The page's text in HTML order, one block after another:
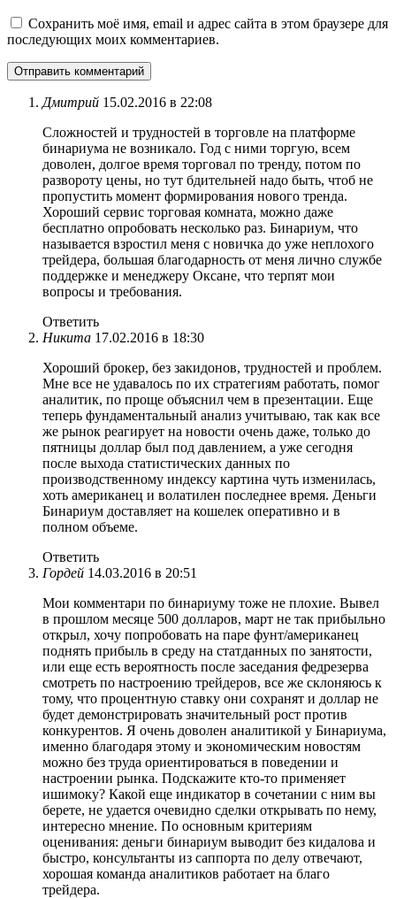
Сохранить моё имя, email и адрес сайта в этом браузере для
последующих моих комментариев.
Дмитрий 15.02.2016 в 22:08
Сложностей и трудностей в торговле на платформе
бинариума не возникало. Год с ними торгую, всем
доволен, долгое время торговал по тренду, потом по
развороту цены, но тут бдительней надо быть, чтоб не
пропустить момент формирования нового тренда.
Хороший сервис торговая комната, можно даже
бесплатно опробовать несколько раз. Бинариум, что
называется взростил меня с новичка до уже неплохого
трейдера, большая благодарность от меня лично службе
поддержке и менеджеру Оксане, что терпят мои
вопросы и требования.
Ответить
Никита 17.02.2016 в 18:30
Хороший брокер, без закидонов, трудностей и проблем.
Мне все не удавалось по их стратегиям работать, помог
аналитик, по проще объяснил чем в презентации. Еще
теперь фундаментальный анализ учитываю, так как все
же рынок реагирует на новости очень даже, только до
пятницы доллар был под давлением, а уже сегодня
после выхода статистических данных по
производственному индексу картина чуть изменилась,
хоть американец и волатилен последнее время. Деньги
Бинариум доставляет на кошелек оперативно и в
полном объеме.
Ответить
Гордей 14.03.2016 в 20:51
Мои комментари по бинариуму тоже не плохие. Вывел
в прошлом месяце 500 долларов, март не так прибыльно
открыл, хочу попробовать на паре фунт/американец
поднять прибыль в среду на статданных по занятости,
или еще есть вероятность после заседания федрезерва
смотреть по настроению трейдеров, все же склоняюсь к
тому, что процентную ставку они сохранят и доллар не
будет демонстрировать значительный рост против
конкурентов. Я очень доволен аналитикой у Бинариума,
именно благодаря этому и экономическим новостям
можно без труда ориентироваться в поведении и
настроении рынка. Подскажите кто-то применяет
ишимоку? Какой еще индикатор в сочетании с ним вы
берете, не удается очевидно сделки открывать по нему,
интересно мнение. По основным критериям
оценивания: деньги бинариум выводит без кидалова и
быстро, консультанты из саппорта по делу отвечают,
хорошая команда аналитиков работает на благо
трейдера.